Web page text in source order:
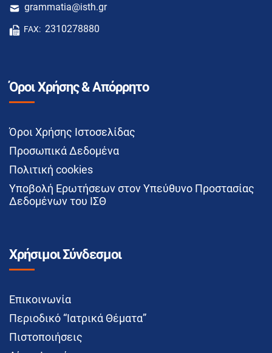
grammatia@isth.gr
FAX: 2310278880
Όροι Χρήσης & Απόρρητο
Όροι Χρήσης Ιστοσελίδας
Προσωπικά Δεδομένα
Πολιτική cookies
Υποβολή Ερωτήσεων στον Υπεύθυνο Προστασίας
Δεδομένων του ΙΣΘ
Χρήσιμοι Σύνδεσμοι
Επικοινωνία
Περιοδικό “Ιατρικά Θέματα”
Πιστοποιήσεις